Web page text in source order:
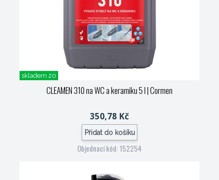
skladem 20
CLEAMEN 310 na WC a keramiku 5 l| Cormen
350,78 Kč
Přidat do košíku
Objednací kód: 152254